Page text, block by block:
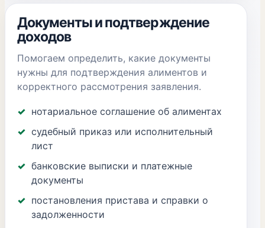
Документы и подтверждение
доходов
Помогаем определить, какие документы
нужны для подтверждения алиментов и
корректного рассмотрения заявления.
нотариальное соглашение об алиментах
судебный приказ или исполнительный
лист
банковские выписки и платежные
документы
постановления пристава и справки о
задолженности